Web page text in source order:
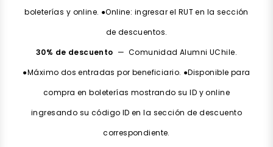
boleterías y online. ●Online: ingresar el RUT en la sección
de descuentos.
30% de descuento — Comunidad Alumni UChile.
●Máximo dos entradas por beneficiario. ●Disponible para
compra en boleterías mostrando su ID y online
ingresando su código ID en la sección de descuento
correspondiente.